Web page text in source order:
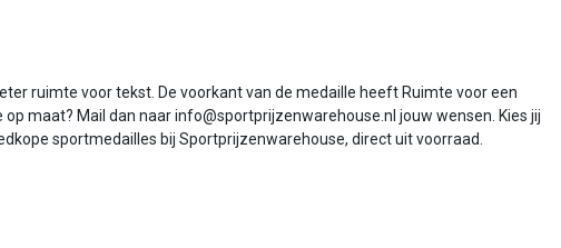
ruimte voor tekst. De voorkant van de medaille heeft Ruimte voor een
maat? Mail dan naar info@sportprijzenwarehouse.nl jouw wensen. Kies jij
sportmedailles bij Sportprijzenwarehouse, direct uit voorraad.